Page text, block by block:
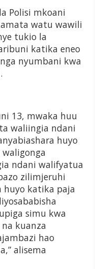
Polisi mkoani
watu wawili
tukio la
katika eneo
nyumbani kwa
13, mwaka huu
waliingia ndani
huyo
ndani walifyatua
zilimjeruhi
huyo katika paja
simu kwa
kuanza
hao
alisema